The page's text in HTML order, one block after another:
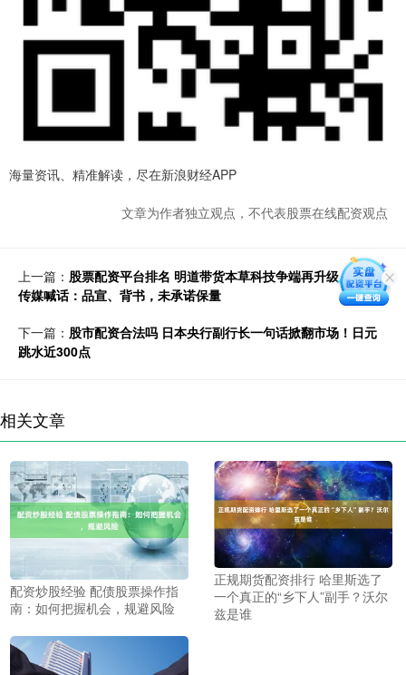
海量资讯、精准解读，尽在新浪财经APP
文章为作者独立观点，不代表股票在线配资观点
上一篇： 股票配资平台排名 明道带货本草科技争端再升级，无忧
传媒喊话：品宣、背书，未承诺保量
下一篇： 股市配资合法吗 日本央行副行长一句话掀翻市场！日元
跳水近300点
相关文章
配资炒股经验 配债股票操作指
南：如何把握机会，规避风险
正规期货配资排行 哈里斯选了
一个真正的“乡下人”副手？沃尔
兹是谁